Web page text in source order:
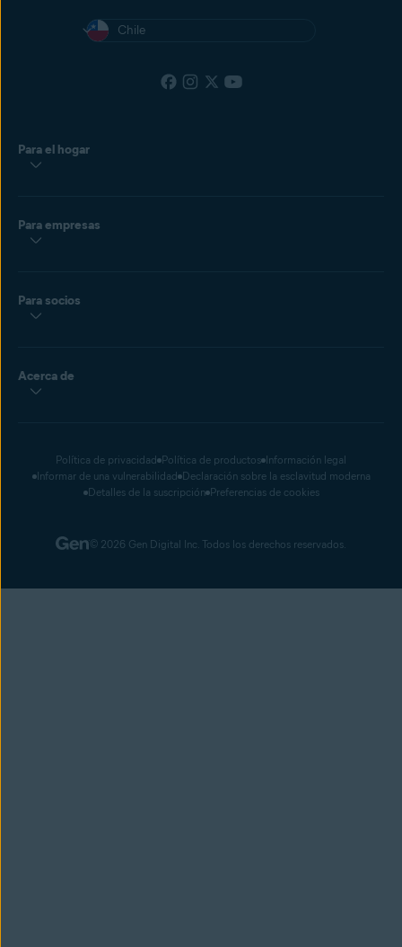
Chile
Para el hogar
Para empresas
Para socios
Acerca de
Política de privacidad Política de productos Información legal
Informar de una vulnerabilidad Declaración sobre la esclavitud moderna
Detalles de la suscripción Preferencias de cookies
© 2026 Gen Digital Inc. Todos los derechos reservados.